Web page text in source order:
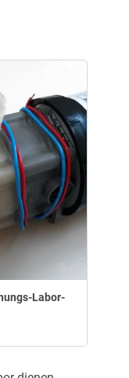
Labor-